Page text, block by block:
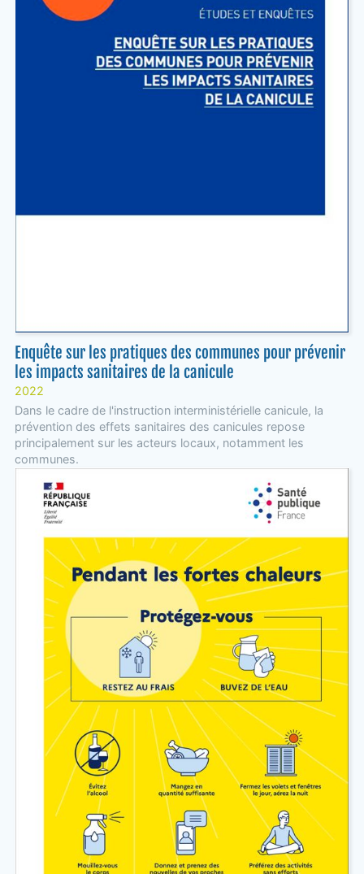
Enquête sur les pratiques des communes pour prévenir
les impacts sanitaires de la canicule
2022
Dans le cadre de l'instruction interministérielle canicule, la
prévention des effets sanitaires des canicules repose
principalement sur les acteurs locaux, notamment les
communes.